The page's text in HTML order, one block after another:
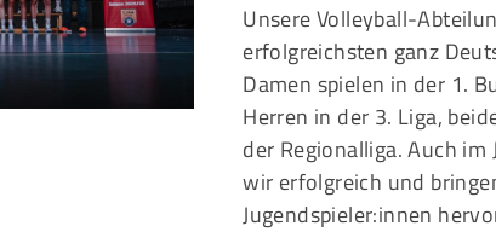
Unsere Volleyball-
erfolgreichsten ganz
Damen spielen in der 1.
Herren in der 3. Liga,
der Regionalliga. Auch
wir erfolgreich und
Jugendspieler:innen